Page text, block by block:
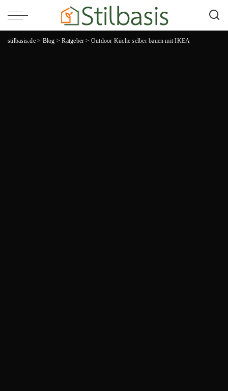
stilbasis.de> Blog >Ratgeber > Outdoor Küche selber bauen mit IKEA